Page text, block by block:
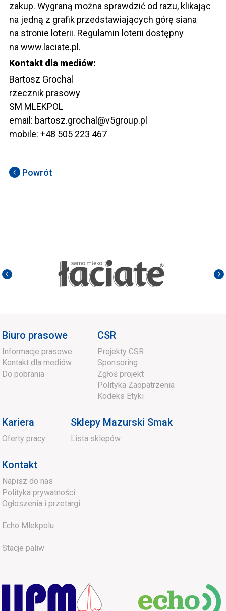
zakup. Wygraną można sprawdzić od razu, klikając
na jedną z grafik przedstawiających górę siana
na stronie loterii. Regulamin loterii dostępny
na www.laciate.pl .
Kontakt dla mediów:
Bartosz Grochal
rzecznik prasowy
SM MLEKPOL
email: bartosz.grochal@v5group.pl
mobile: +48 505 223 467
Powrót
Biuro prasowe
Informacje prasowe
Kontakt dla mediów
Do pobrania
CSR
Projekty CSR
Sponsoring
Zgłoś projekt
Polityka Zaopatrzenia
Kodeks Etyki
Kariera
Oferty pracy
Sklepy Mazurski Smak
Lista sklepów
Kontakt
Napisz do nas
Polityka prywatności
Ogłoszenia i przetargi
Echo Mlekpolu
Stacje paliw